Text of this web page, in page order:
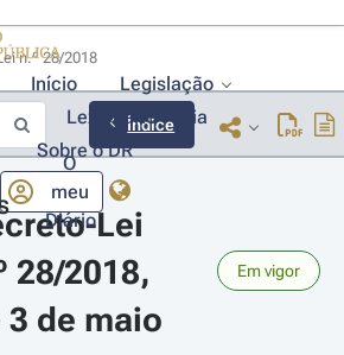
Início
Legislação
Lexionário
Lia
Sobre o DR
O
meu
Diário
Índice
Lei
28/2018,
3 de maio
Em vigor